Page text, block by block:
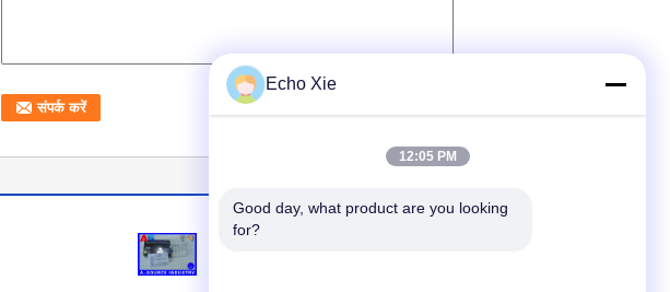
Echo Xie
12:05 PM
Good day, what product are you looking
for?